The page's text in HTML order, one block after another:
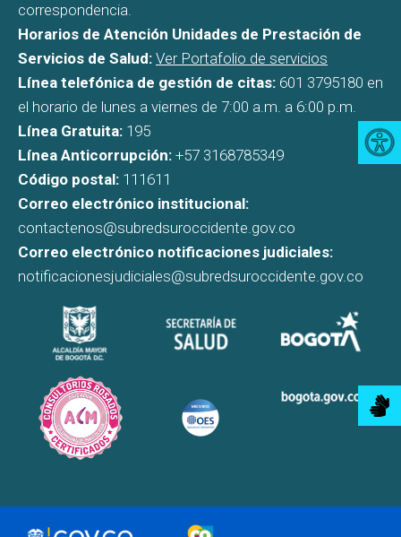
correspondencia.
Horarios de Atención Unidades de Prestación de
Servicios de Salud: Ver Portafolio de servicios
Línea telefónica de gestión de citas: 601 3795180 en
el horario de lunes a viernes de 7:00 a.m. a 6:00 p.m.
Línea Gratuita: 195
Línea Anticorrupción: +57 3168785349
Código postal: 111611
Correo electrónico institucional:
contactenos@subredsuroccidente.gov.co
Correo electrónico notificaciones judiciales:
notificacionesjudiciales@subredsuroccidente.gov.co